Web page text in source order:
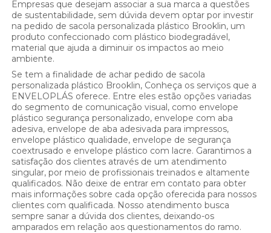
Empresas que desejam associar a sua marca a questões
de sustentabilidade, sem dúvida devem optar por investir
na pedido de sacola personalizada plástico Brooklin, um
produto confeccionado com plástico biodegradável,
material que ajuda a diminuir os impactos ao meio
ambiente.
Se tem a finalidade de achar pedido de sacola
personalizada plástico Brooklin, Conheça os serviços que a
ENVELOPLÁS oferece. Entre eles estão opções variadas
do segmento de comunicação visual, como envelope
plástico segurança personalizado, envelope com aba
adesiva, envelope de aba adesivada para impressos,
envelope plástico qualidade, envelope de segurança
coextrusado e envelope plástico com lacre. Garantimos a
satisfação dos clientes através de um atendimento
singular, por meio de profissionais treinados e altamente
qualificados. Não deixe de entrar em contato para obter
mais informações sobre cada opção oferecida para nossos
clientes com qualificada. Nosso atendimento busca
sempre sanar a dúvida dos clientes, deixando-os
amparados em relação aos questionamentos do ramo.